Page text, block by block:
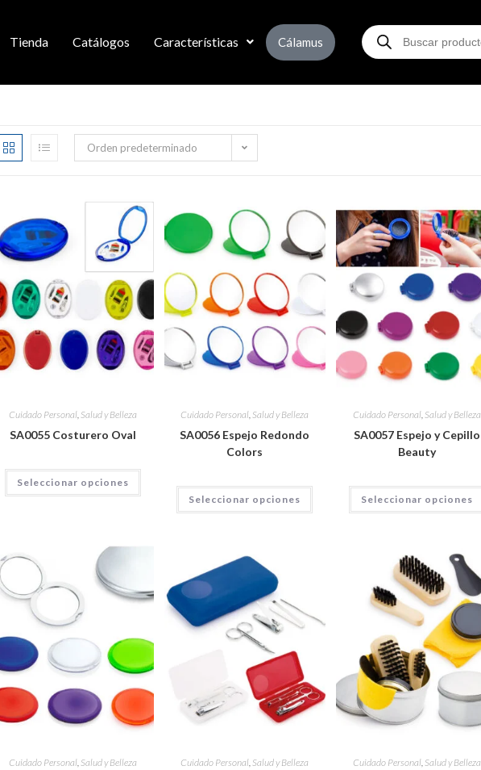
Tienda Catálogos Características Cálamus
Orden predeterminado
Cuidado Personal, Salud y Belleza
SA0055 Costurero Oval
Seleccionar opciones
Cuidado Personal, Salud y Belleza
SA0056 Espejo Redondo
Colors
Seleccionar opciones
Cuidado Personal, Salud y Belleza
SA0057 Espejo y Cepillo
Beauty
Seleccionar opciones
Cuidado Personal, Salud y Belleza Cuidado Personal, Salud y Belleza Cuidado Personal, Salud y Belleza